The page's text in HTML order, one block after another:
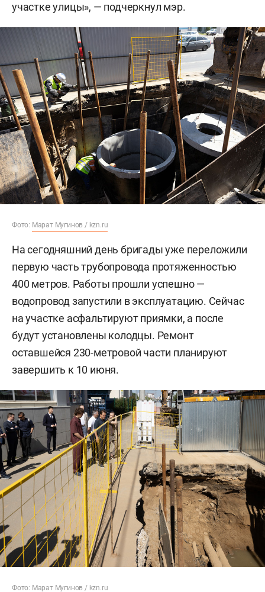
участке улицы», — подчеркнул мэр.
Фото: Марат Мугинов / kzn.ru
На сегодняшний день бригады уже переложили
первую часть трубопровода протяженностью
400 метров. Работы прошли успешно —
водопровод запустили в эксплуатацию. Сейчас
на участке асфальтируют приямки, а после
будут установлены колодцы. Ремонт
оставшейся 230-метровой части планируют
завершить к 10 июня.
Фото: Марат Мугинов / kzn.ru